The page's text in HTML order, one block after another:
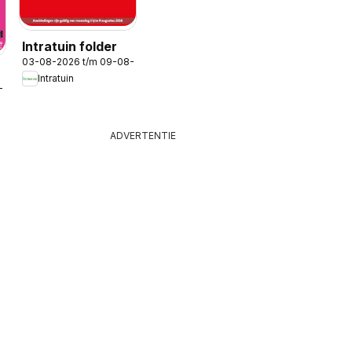
Intratuin folder
03-08-2026 t/m 09-08-2026
Intratuin
ADVERTENTIE